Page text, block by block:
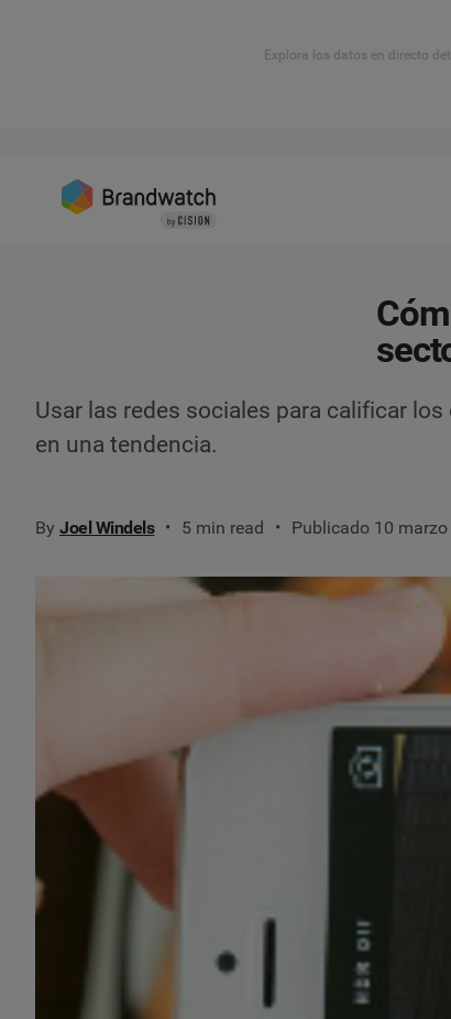
Explora los datos en directo
Usar las redes sociales para calificar
en una tendencia.
By Joel Windels 5 min read Publicado 10